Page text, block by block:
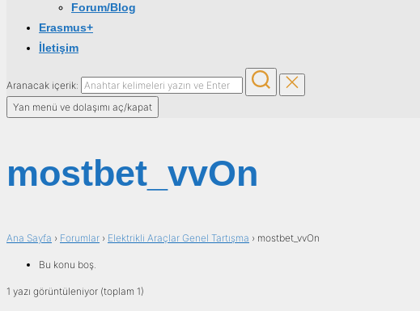
Forum/Blog
Erasmus+
İletişim
Aranacak içerik:
Yan menü ve dolaşımı aç/kapat
mostbet_vvOn
Ana Sayfa › Forumlar › Elektrikli Araçlar Genel Tartışma › mostbet_vvOn
Bu konu boş.
1 yazı görüntüleniyor (toplam 1)